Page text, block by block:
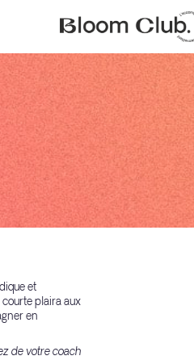
et
plaira aux
en
de votre coach